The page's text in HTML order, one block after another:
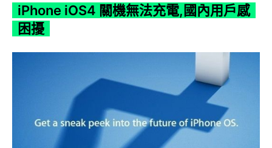
iPhone iOS4 關機無法充電,國內用戶感
困擾